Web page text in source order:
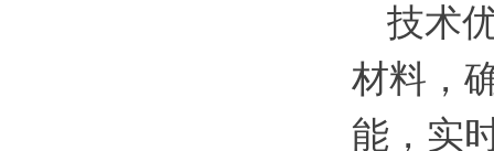
技术
材料，
能，实